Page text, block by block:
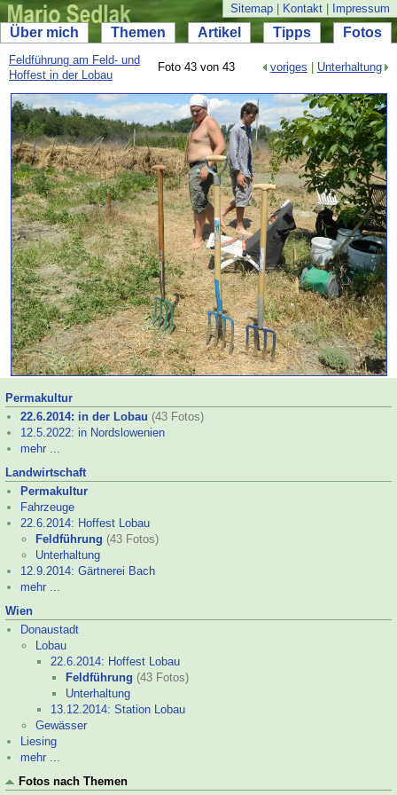
Sitemap Kontakt Impressum
Über mich Themen Artikel Tipps Fotos
Feldführung am Feld- und
Hoffest in der Lobau
Foto 43 von 43 voriges Unterhaltung
Permakultur
22.6.2014: in der Lobau (43 Fotos)
12.5.2022: in Nordslowenien
mehr ...
Landwirtschaft
Permakultur
Fahrzeuge
22.6.2014: Hoffest Lobau
Feldführung (43 Fotos)
Unterhaltung
12.9.2014: Gärtnerei Bach
mehr ...
Wien
Donaustadt
Lobau
22.6.2014: Hoffest Lobau
Feldführung (43 Fotos)
Unterhaltung
13.12.2014: Station Lobau
Gewässer
Liesing
mehr ...
Fotos nach Themen